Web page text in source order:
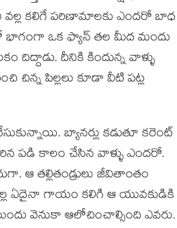
వల్ల కలిగే పరిణామాలకు ఎందరో బాధ
భాగంగా ఒక ఫ్యాన్ తల మీద మందు
దిద్దాడు. దీనికి కిందున్న వాళ్ళు
చిన్న పిల్లలు కూడా వీటి పట్ల
బ్యానర్లు కడుతూ కరెంట్
పడి కాలం చేసిన వాళ్ళు ఎందరో.
ఆ తల్లితండ్రులు జీవితాంతం
ఏదైనా గాయం కలిగి ఆ యువకుడికి
వెనుకా ఆలోచించాల్సింది ఎవరు.